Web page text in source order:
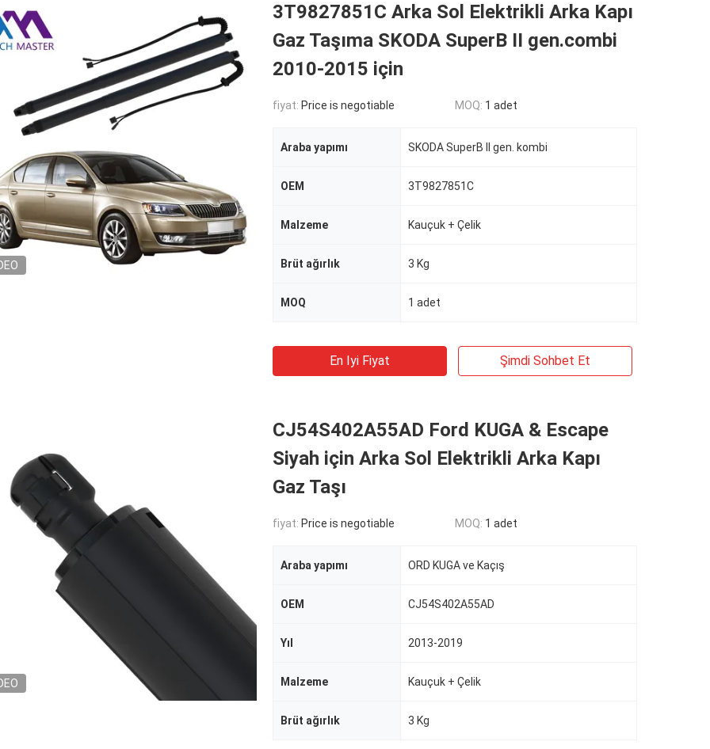
3T9827851C Arka Sol Elektrikli Arka Kapı
Gaz Taşıma SKODA SuperB II gen.combi
2010-2015 için
fiyat: Price is negotiable MOQ: 1 adet
Araba yapımı SKODA SuperB II gen. kombi
OEM 3T9827851C
Malzeme Kauçuk + Çelik
Brüt ağırlık 3 Kg
MOQ 1 adet
En Iyi Fiyat Şimdi Sohbet Et
CJ54S402A55AD Ford KUGA & Escape
Siyah için Arka Sol Elektrikli Arka Kapı
Gaz Taşı
fiyat: Price is negotiable MOQ: 1 adet
Araba yapımı ORD KUGA ve Kaçış
OEM CJ54S402A55AD
Yıl 2013-2019
Malzeme Kauçuk + Çelik
Brüt ağırlık 3 Kg